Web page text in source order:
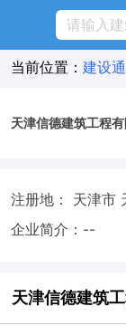
当前位置： 建设通
天津信德建筑工程
注册地： 天津市
企业简介：--
天津信德建筑